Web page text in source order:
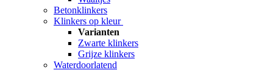
Betonklinkers
Klinkers op kleur
Varianten
Zwarte klinkers
Grijze klinkers
Waterdoorlatend